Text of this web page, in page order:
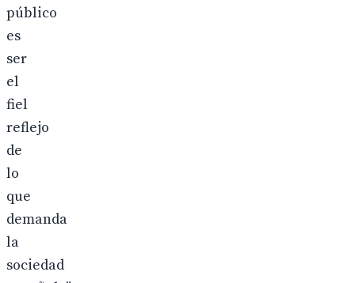
público
es
ser
el
fiel
reflejo
de
lo
que
demanda
la
sociedad